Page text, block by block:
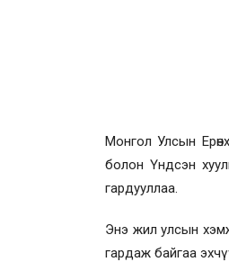
Монгол Улсын
болон Үндсэн
гардууллаа.
Энэ жил улсын
гардаж байгаа